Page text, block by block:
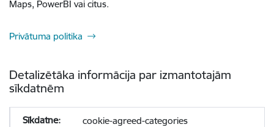
Maps, PowerBI vai citus.
Privātuma politika
Detalizētāka informācija par izmantotajām
sīkdatnēm
cookie-agreed-categories